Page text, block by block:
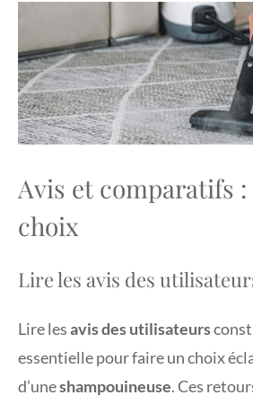
Avis et comparatifs
choix
Lire les avis des
Lire lesavis des utilisateurs
essentielle pour faire un choix
d’uneshampouineuse. Ces